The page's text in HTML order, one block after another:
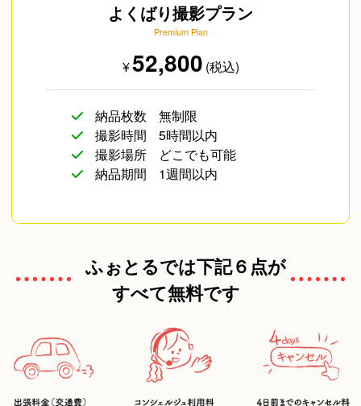
よくばり撮影プラン
Premium Plan
¥52,800 (税込)
納品枚数
無制限
撮影時間
5時間以内
撮影場所
どこでも可能
納品期間
1週間以内
ふぉとるでは下記６点が
すべて無料です